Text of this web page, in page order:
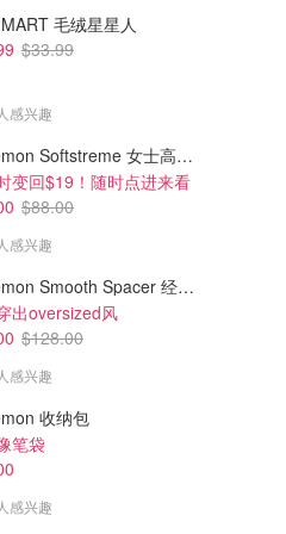
毛绒星星人
$33.99
感兴趣
lululemon Softstreme 女士高腰短裤 10cm
变回$19！随时点进来看
$88.00
感兴趣
lululemon Smooth Spacer 经典卫衣
出oversized风
$128.00
感兴趣
收纳包
笔袋
感兴趣